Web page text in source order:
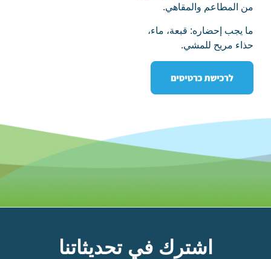
من المطاعم والمقاهي.
ما يجب إحضاره: قبعة، ماء،
حذاء مريح للمشي.
اشترك في تحديثاتنا